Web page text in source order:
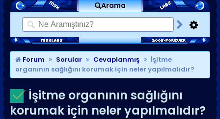
SORU-CEVAP
GÜNLÜKLER
SON MESAJLAR
KISAYOLLAR
Arama
Forum Sorular Cevaplanmış
İşitme
organının sağlığını korumak için neler yapılmalıdır?
İşitme organının sağlığını
korumak için neler yapılmalıdır?